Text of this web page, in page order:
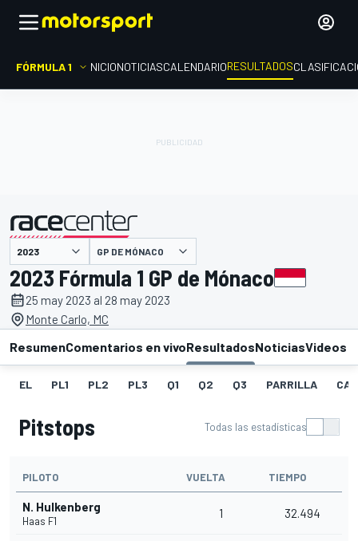
FÓRMULA 1 INICIONOTICIASCALENDARIORESULTADOS
presentado por GP DE MÓNACO
2023 Fórmula 1 GP de Mónaco
25 may 2023 al 28 may 2023
Monte Carlo, MC
ResumenComentarios en vivoResultadosNoticiasVideos
EL PL1 PL2 PL3 Q1 Q2 Q3 PARRILLA
Pitstops Todas las estadísticas
PILOTO VUELTA TIEMPO
N. Hulkenberg
Haas F1
1 32.494